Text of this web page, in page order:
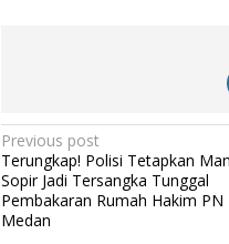
P
o
s
Previous post
Terungkap! Polisi Tetapkan
Sopir Jadi Tersangka Tunggal
Pembakaran Rumah Hakim PN
Medan